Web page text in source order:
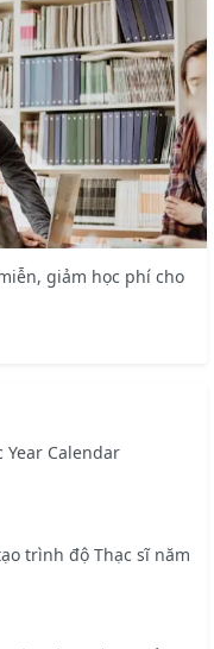
giảm học phí cho
Year Calendar
trình độ Thạc sĩ năm